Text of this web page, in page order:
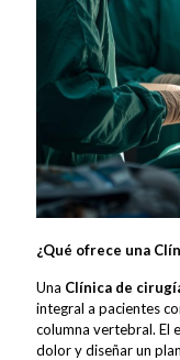
¿Qué ofrece una
Una Clínica de
integral a pacientes
columna vertebral. El
dolor y diseñar un